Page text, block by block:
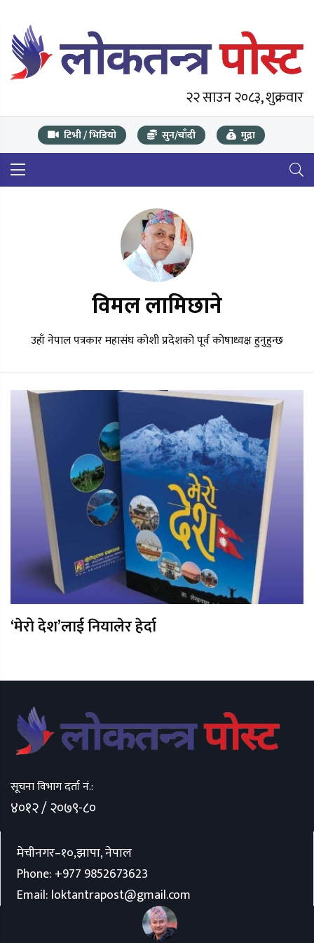
२२ साउन २०८३, शुक्रवार
टिभी / भिडियो सुन/चाँदी मुद्रा
विमल लामिछाने
उहाँ नेपाल पत्रकार महासंघ कोशी प्रदेशको पूर्व कोषाध्यक्ष हुनुहुन्छ
‘मेरो देश’लाई नियालेर हेर्दा
सूचना विभाग दर्ता नं.:
४०१२ / २०७९-८०
मेचीनगर–१०,झापा, नेपाल
Phone: +977 9852673623
Email: loktantrapost@gmail.com